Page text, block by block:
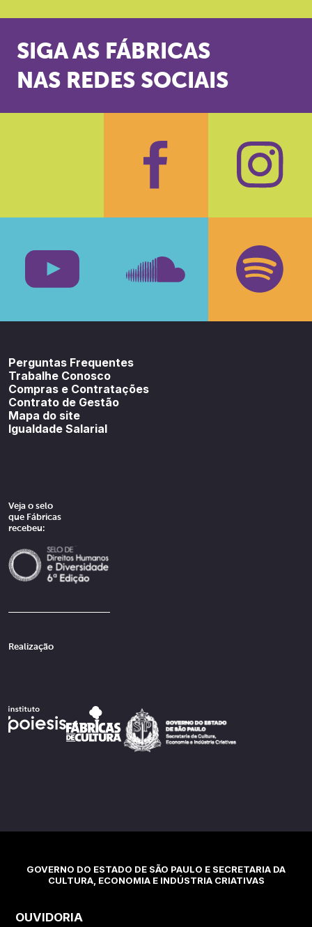
SIGA AS FÁBRICAS
NAS REDES SOCIAIS
Facebook
Perguntas Frequentes
Trabalhe Conosco
Compras e Contratações
Contrato de Gestão
Mapa do site
Igualdade Salarial
Veja o selo
que Fábricas
recebeu:
Realização
GOVERNO DO ESTADO DE SÃO PAULO E SECRETARIA DA
CULTURA, ECONOMIA E INDÚSTRIA CRIATIVAS
OUVIDORIA